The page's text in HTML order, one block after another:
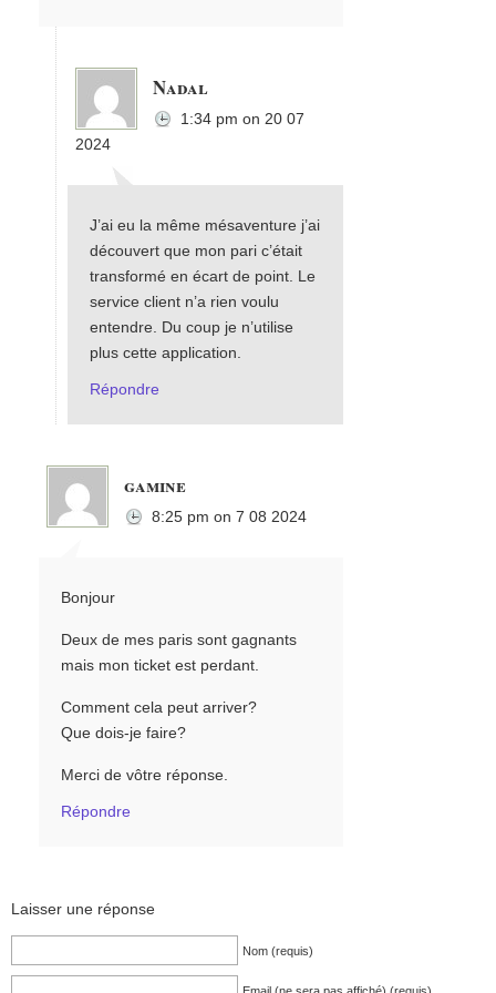
Nadal
1:34 pm on 20 07
2024
J’ai eu la même mésaventure j’ai
découvert que mon pari c’était
transformé en écart de point. Le
service client n’a rien voulu
entendre. Du coup je n’utilise
plus cette application.
Répondre
gamine
8:25 pm on 7 08 2024
Bonjour
Deux de mes paris sont gagnants
mais mon ticket est perdant.
Comment cela peut arriver?
Que dois-je faire?
Merci de vôtre réponse.
Répondre
Laisser une réponse
Nom (requis)